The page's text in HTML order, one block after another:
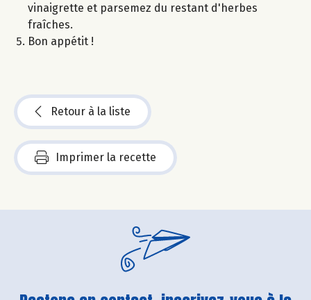
vinaigrette et parsemez du restant d'herbes
fraîches.
Bon appétit !
Retour à la liste
Imprimer la recette